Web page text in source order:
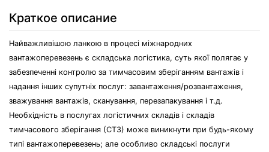
Краткое описание
Найважливішою ланкою в процесі міжнародних
вантажоперевезень є складська логістика, суть якої полягає у
забезпеченні контролю за тимчасовим зберіганням вантажів і
надання інших супутніх послуг: завантаження/розвантаження,
зважування вантажів, сканування, перезапакування і т.д.
Необхідність в послугах логістичних складів і складів
тимчасового зберігання (СТЗ) може виникнути при будь-якому
типі вантажоперевезень; але особливо складські послуги